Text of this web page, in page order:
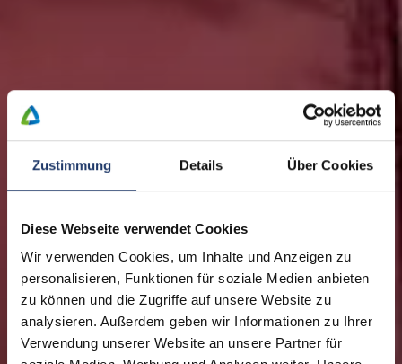
Zustimmung Details Über Cookies
Diese Webseite verwendet Cookies
Wir verwenden Cookies, um Inhalte und Anzeigen zu
personalisieren, Funktionen für soziale Medien anbieten
zu können und die Zugriffe auf unsere Website zu
analysieren. Außerdem geben wir Informationen zu Ihrer
Verwendung unserer Website an unsere Partner für